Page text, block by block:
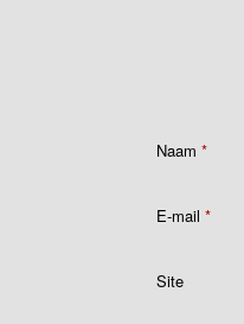
Naam *
E-mail *
Site